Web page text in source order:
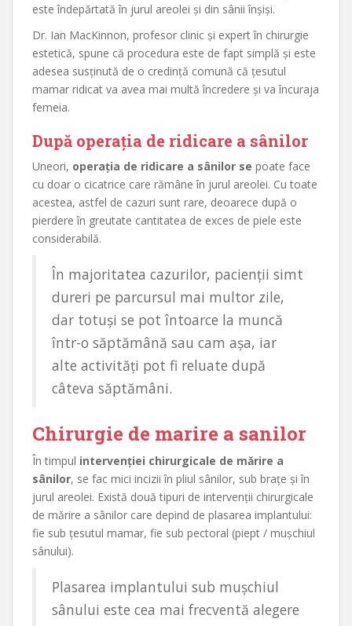
este îndepărtată în jurul areolei și din sânii înșiși.
Dr. Ian MacKinnon, profesor clinic și expert în chirurgie
estetică, spune că procedura este de fapt simplă și este
adesea susținută de o credință comună că țesutul
mamar ridicat va avea mai multă încredere și va încuraja
femeia.
După operația de ridicare a sânilor
Uneori, operația de ridicare a sânilor se poate face
cu doar o cicatrice care rămâne în jurul areolei. Cu toate
acestea, astfel de cazuri sunt rare, deoarece după o
pierdere în greutate cantitatea de exces de piele este
considerabilă.
În majoritatea cazurilor, pacienții simt
dureri pe parcursul mai multor zile,
dar totuși se pot întoarce la muncă
într-o săptămână sau cam așa, iar
alte activități pot fi reluate după
câteva săptămâni.
Chirurgie de marire a sanilor
În timpul intervenției chirurgicale de mărire a
sânilor, se fac mici incizii în pliul sânilor, sub brațe și în
jurul areolei. Există două tipuri de intervenții chirurgicale
de mărire a sânilor care depind de plasarea implantului:
fie sub țesutul mamar, fie sub pectoral (piept / mușchiul
sânului).
Plasarea implantului sub mușchiul
sânului este cea mai frecventă alegere